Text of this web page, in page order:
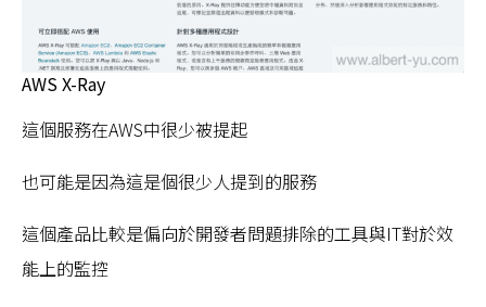
AWS X-Ray
這個服務在AWS中很少被提起
也可能是因為這是個很少人提到的服務
這個產品比較是偏向於開發者問題排除的工具與IT對於效
能上的監控